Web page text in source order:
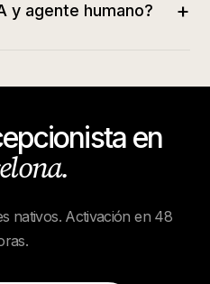
y agente humano? +
en
.
nativos. Activación en 48